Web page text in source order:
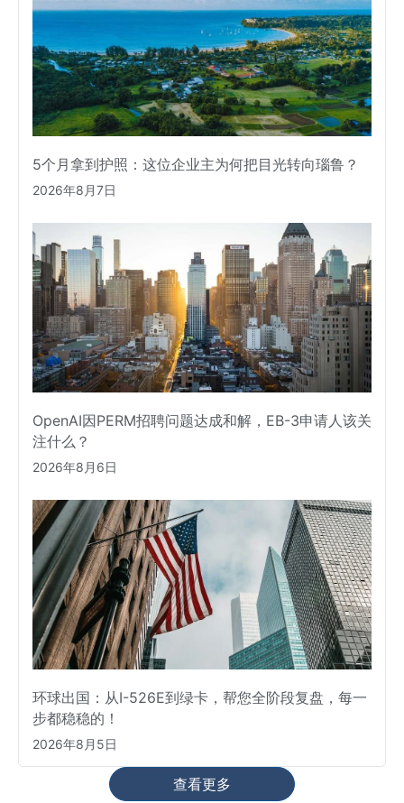
5个月拿到护照：这位企业主为何把目光转向瑙鲁？
2026年8月7日
OpenAI因PERM招聘问题达成和解，EB-3申请人该关
注什么？
2026年8月6日
环球出国：从I-526E到绿卡，帮您全阶段复盘，每一
步都稳稳的！
2026年8月5日
查看更多